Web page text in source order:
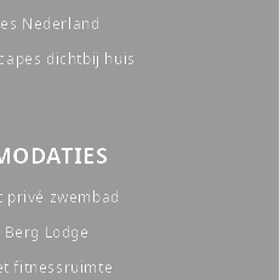
Nederland
dichtbij huis
privé zwembad
Lodge
fitnessruimte